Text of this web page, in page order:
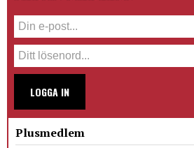
LOGGA IN
Plusmedlem